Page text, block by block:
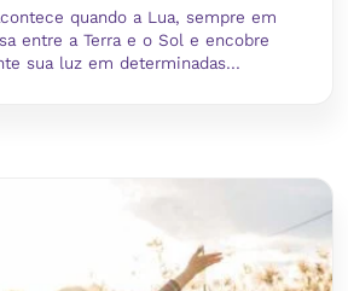
quando a Lua, sempre em
entre a Terra e o Sol e encobre
sua luz em determinadas...